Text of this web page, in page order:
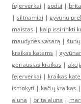
fejerverkai | sodui |
| siltnamiai | gyvunu
maistas | kaip issirinkti
maudynės vasarą |
kraikas katėms |
geriausias kraikas |
fejerverkai | kraikas
ismokyti | kačių kraikas |
aluna | brita aluna |